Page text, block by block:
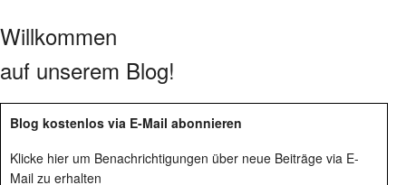
Willkommen
auf unserem Blog!
Blog kostenlos via E-Mail abonnieren
Klicke hier um Benachrichtigungen über neue Beiträge via E-
Mail zu erhalten